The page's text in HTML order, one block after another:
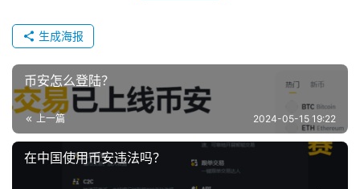
生成海报
币安怎么登陆？
上一篇 2024-05-15 19:22
在中国使用币安违法吗？